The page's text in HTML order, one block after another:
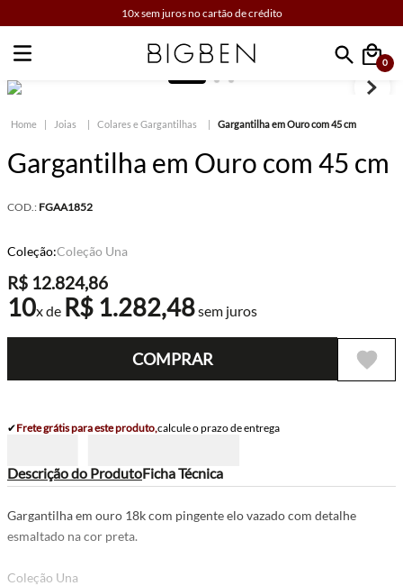
10x sem juros no cartão de crédito
Faça sua busca
0
Joias Colares e Gargantilhas Gargantilha em Ouro com 45 cm
Gargantilha em Ouro com 45 cm
COD.: FGAA1852
Coleção:Coleção Una
R$ 12.824,86
10x de R$ 1.282,48sem juros
COMPRAR
✔Frete grátis para este produto,calcule o prazo de entrega
Descrição do ProdutoFicha Técnica
Gargantilha em ouro 18k com pingente elo vazado com detalhe
esmaltado na cor preta.
Coleção Una